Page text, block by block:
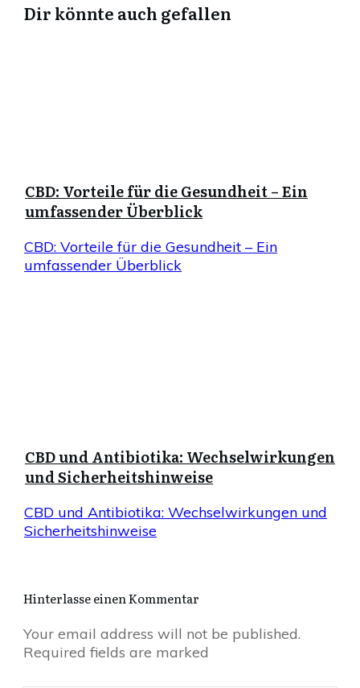
Dir könnte auch gefallen
CBD: Vorteile für die Gesundheit – Ein
umfassender Überblick
CBD: Vorteile für die Gesundheit – Ein
umfassender Überblick
CBD und Antibiotika: Wechselwirkungen
und Sicherheitshinweise
CBD und Antibiotika: Wechselwirkungen und
Sicherheitshinweise
Hinterlasse einen Kommentar
Your email address will not be published.
Required fields are marked